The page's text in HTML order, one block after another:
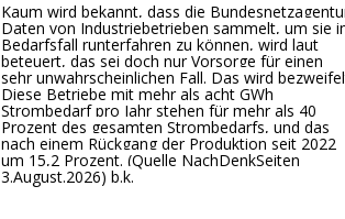
Die Menschen in Deutschland vertrauen einer
Umfrage zufolge so wenig in die
Handlungsfähigkeit des Staates wie noch nie.
Das Vertrauen der Menschen in
Deutschland in den Staat ist auf einen
neuen Tiefpunkt gesunken. Lediglich 17
Prozent trauen dem Staat zu, seine
Aufgaben zu erfüllen, wie aus einer Forsa-
Umfrage im Auftrag des Deutschen
Beamtenbundes hervorgeht. Das sind
sechs Prozentpunkte weniger als im